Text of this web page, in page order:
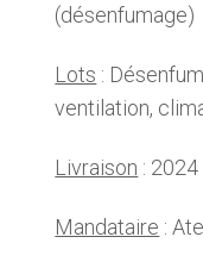
(désenfumage)
Lots :
ventilation,
Livraison : 2024
Mandataire :